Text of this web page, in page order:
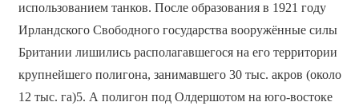
использованием танков. После образования в 1921 году
Ирландского Свободного государства вооружённые силы
Британии лишились располагавшегося на его территории
крупнейшего полигона, занимавшего 30 тыс. акров (около
12 тыс. га)5. А полигон под Олдершотом на юго-востоке